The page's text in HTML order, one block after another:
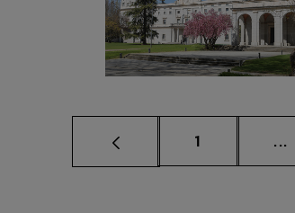
Página
1 ...